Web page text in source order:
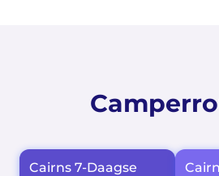
Cairns 7-Daagse